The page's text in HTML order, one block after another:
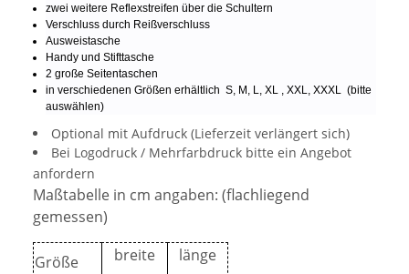
zwei weitere Reflexstreifen über die Schultern
Verschluss durch Reißverschluss
Ausweistasche
Handy und Stifttasche
2 große Seitentaschen
in verschiedenen Größen erhältlich S, M, L, XL , XXL, XXXL (bitte
auswählen)
Optional mit Aufdruck (Lieferzeit verlängert sich)
Bei Logodruck / Mehrfarbdruck bitte ein Angebot
anfordern
Maßtabelle in cm angaben: (flachliegend
gemessen)
Größe breite länge